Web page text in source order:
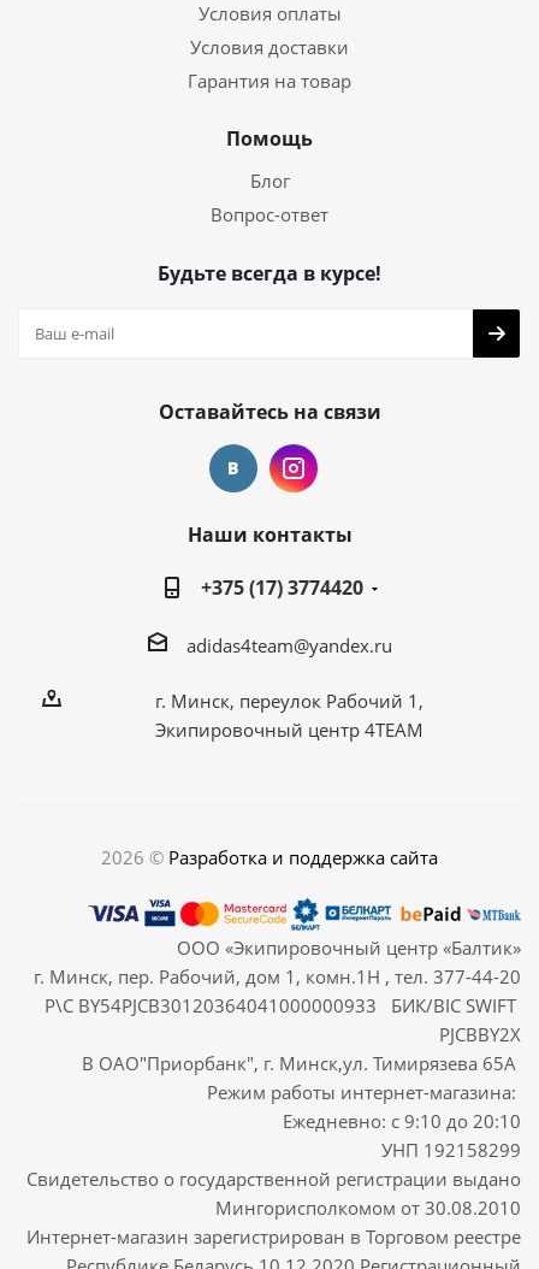
Условия оплаты
Условия доставки
Гарантия на товар
Помощь
Блог
Вопрос-ответ
Будьте всегда в курсе!
Оставайтесь на связи
Наши контакты
+375 (17) 3774420
adidas4team@yandex.ru
г. Минск, переулок Рабочий 1,
Экипировочный центр 4TEAM
2026 © Разработка и поддержка сайта
ООО «Экипировочный центр «Балтик»
г. Минск, пер. Рабочий, дом 1, комн.1Н , тел. 377-44-20
Р\С BY54PJCB30120364041000000933 БИК/BIC SWIFT
PJCBBY2X
В ОАО"Приорбанк", г. Минск,ул. Тимирязева 65А
Режим работы интернет-магазина:
Ежедневно: с 9:10 до 20:10
УНП 192158299
Свидетельство о государственной регистрации выдано
Мингорисполкомом от 30.08.2010
Интернет-магазин зарегистрирован в Торговом реестре